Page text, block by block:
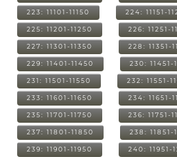
223: 11101-11150 224: 11151-
225: 11201-11250 226: 11251-
227: 11301-11350 228: 11351-
229: 11401-11450 230: 11451-
231: 11501-11550 232: 11551-
233: 11601-11650 234: 11651-
235: 11701-11750 236: 11751-
237: 11801-11850 238: 11851-
239: 11901-11950 240: 11951-